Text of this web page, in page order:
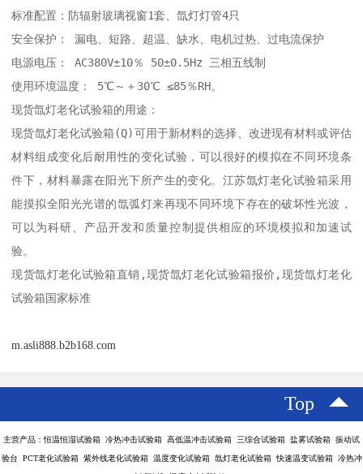
标准配置：防辐射玻璃视窗1套、氙灯灯管4只
安全保护： 漏电、短路、超温、缺水、电机过热、过电流保护
电源电压： AC380V±10％ 50±0.5Hz 三相五线制
使用环境温度： 5℃～＋30℃ ≤85％RH。
现货氙灯老化试验箱的用途：
现货氙灯老化试验箱(Q)可用于新材料的选择、改进现有材料或评估
材料组成变化后耐用性的变化试验，可以很好的模拟在不同环境条
件下，材料暴露在阳光下所产生的变化。江苏氙灯老化试验箱采用
能摸拟全阳光光谱的氙弧灯来再现不同环境下存在的破坏性光波，
可以为科研、产品开发和质量控制提供相应的环境模拟和加速试
验。
现货氙灯老化试验箱直销,现货氙灯老化试验箱报价,现货氙灯老化
试验箱国家标准
m.asli888.b2b168.com
Top
主营产品：恒温恒湿试验箱 冷热冲击试验箱 高低温冲击试验箱 三综合试验箱 盐雾试验箱 振动试
验台 PCT老化试验箱 紫外线老化试验箱 温度变化试验箱 氙灯老化试验箱 快速温变试验箱 冷热冲